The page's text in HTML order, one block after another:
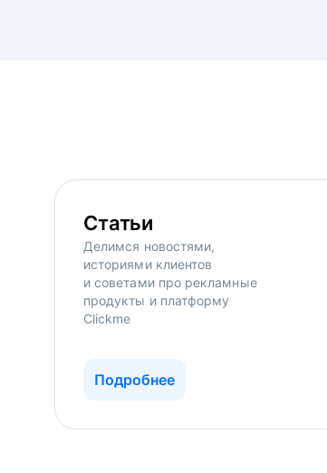
Статьи
Делимся новостями,
историями клиентов
и советами про рекламные
продукты и платформу
Clickme
Подробнее